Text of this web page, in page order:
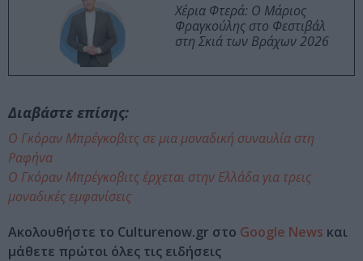
Χέρια Φτερά: Ο Μάριος
Φραγκούλης στο Φεστιβάλ
στη Σκιά των Βράχων 2026
Διαβάστε επίσης:
Ο Γκόραν Μπρέγκοβιτς σε μια μοναδική συναυλία στη
Ραφήνα
Ο Γκόραν Μπρέγκοβιτς έρχεται στην Ελλάδα για τρεις
μοναδικές εμφανίσεις
Ακολουθήστε το Culturenow.gr στο Google News και
μάθετε πρώτοι όλες τις ειδήσεις